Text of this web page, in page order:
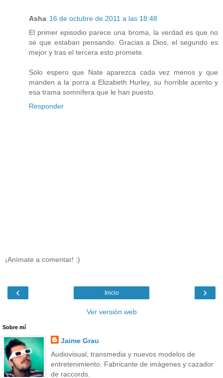
Asha 16 de octubre de 2011 a las 18:48
El primer episodio parece una broma, la verdad es que no
sé que estaban pensando. Gracias a Dios, el segundo es
mejor y tras el tercera esto promete.
Sólo espero que Nate aparezca cada vez menos y que
manden a la porra a Elizabeth Hurley, su horrible acento y
esa trama somnífera que le han puesto.
Responder
¡Anímate a comentar! :)
‹ ›
Inicio
Ver versión web
Sobre mí
Jaime Grau
Audiovisual, transmedia y nuevos modelos de
entretenimiento. Fabricante de imágenes y cazador
de raccords.